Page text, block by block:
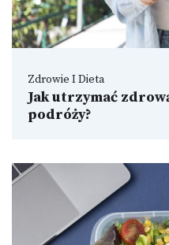
Zdrowie I Dieta
Jak utrzymać
podróży?